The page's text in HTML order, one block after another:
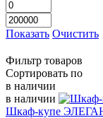
Показать Очистить
Фильтр товаров
Сортировать по
в наличии
в наличии
Шкаф-купе